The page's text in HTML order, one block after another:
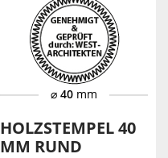
⌀ 40 mm
HOLZSTEMPEL 40
MM RUND